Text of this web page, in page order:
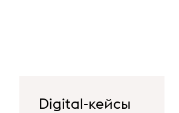
Digital-кейсы